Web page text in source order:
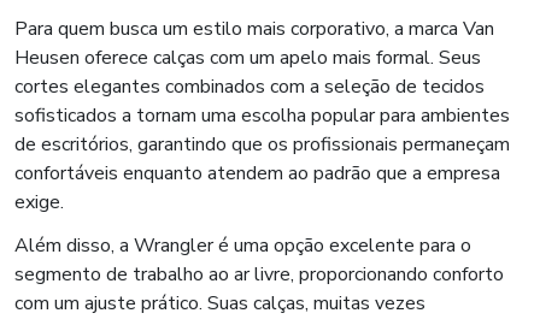
Para quem busca um estilo mais corporativo, a marca Van
Heusen oferece calças com um apelo mais formal. Seus
cortes elegantes combinados com a seleção de tecidos
sofisticados a tornam uma escolha popular para ambientes
de escritórios, garantindo que os profissionais permaneçam
confortáveis enquanto atendem ao padrão que a empresa
exige.
Além disso, a Wrangler é uma opção excelente para o
segmento de trabalho ao ar livre, proporcionando conforto
com um ajuste prático. Suas calças, muitas vezes